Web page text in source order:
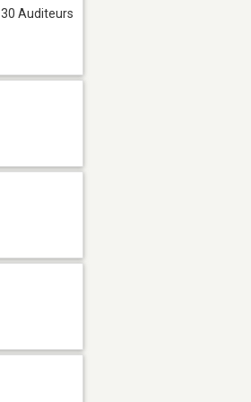
30 Auditeurs